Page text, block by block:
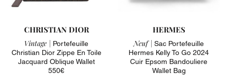
CHRISTIAN DIOR
Vintage | Portefeuille
Christian Dior Zippe En Toile
Jacquard Oblique Wallet
550€
HERMES
Neuf | Sac Portefeuille
Hermes Kelly To Go 2024
Cuir Epsom Bandouliere
Wallet Bag